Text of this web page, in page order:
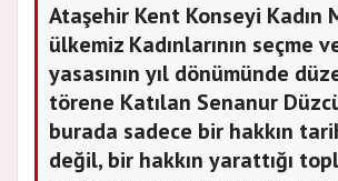
Ataşehir Kent Konseyi Kadın
ülkemiz Kadınlarının seçme
yasasının yıl dönümünde
törene Katılan Senanur
burada sadece bir hakkın
değil, bir hakkın yarattığı